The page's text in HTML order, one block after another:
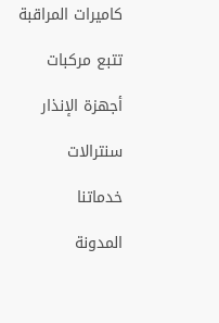
كاميرات المراقبة
تتبع مركبات
أجهزة الإنذار
سنترالات
خدماتنا
المدونة